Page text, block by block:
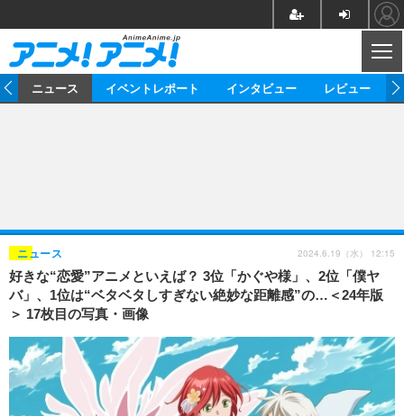
ゲーム グッズ
イベント
海外イベント ビジネス
俳優・タレント アーティスト
ビジネス
アニメ 実写
書評
ゲーム 座談会
動画
アニメ
アニメ！アニメ！TV ABEMA Cafe
連載・コラム
ニュース イベントレポート インタビュー レビュー
好きな“恋愛”アニメといえば？ 3位「かぐや様」、2位「僕ヤ
バ」、1位は“ベタベタしすぎない絶妙な距離感”の…＜24年版
＞ 17枚目の写真・画像
ニュース 2024.6.19（水） 12:15